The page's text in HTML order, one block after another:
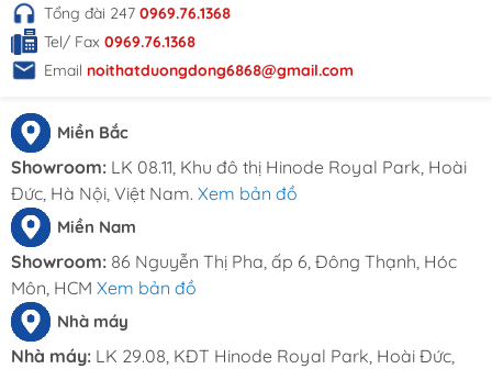
Trịnh Văn Bô, phường Phương Canh, Quận
Nam Từ Liêm, Thành Phố Hà Nội.
Thạnh, Hóc Môn, TP HCM
Hotline: 0969.761.368 – 0868.761.368
Email : dautuduongdong@gmail.com
Tổng đài 247 0969.76.1368
Tel/ Fax 0969.76.1368
Email noithatduongdong6868@gmail.com
Miền Bắc
Showroom: LK 08.11, Khu đô thị Hinode Royal Park, Hoài
Đức, Hà Nội, Việt Nam. Xem bản đồ
Miền Nam
Showroom: 86 Nguyễn Thị Pha, ấp 6, Đông Thạnh, Hóc
Môn, HCM Xem bản đồ
Nhà máy
Nhà máy: LK 29.08, KĐT Hinode Royal Park, Hoài Đức,